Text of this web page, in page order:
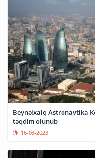
Beynəlxalq Astronavtika
təqdim olunub
16-03-2023